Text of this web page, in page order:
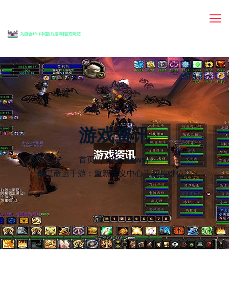
游戏资讯
首页 Our News/
拳皇命运手游：重新定义中心手柄按键位置